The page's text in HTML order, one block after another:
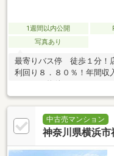
1週間以内公開
写真あり
最寄りバス停 徒歩１分！
利回り８．８０％！年間収
チェンジ物件！
中古売マンション
神奈川県横浜